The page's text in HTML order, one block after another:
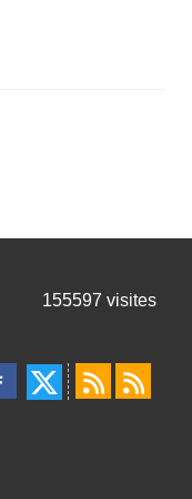
155597 visites